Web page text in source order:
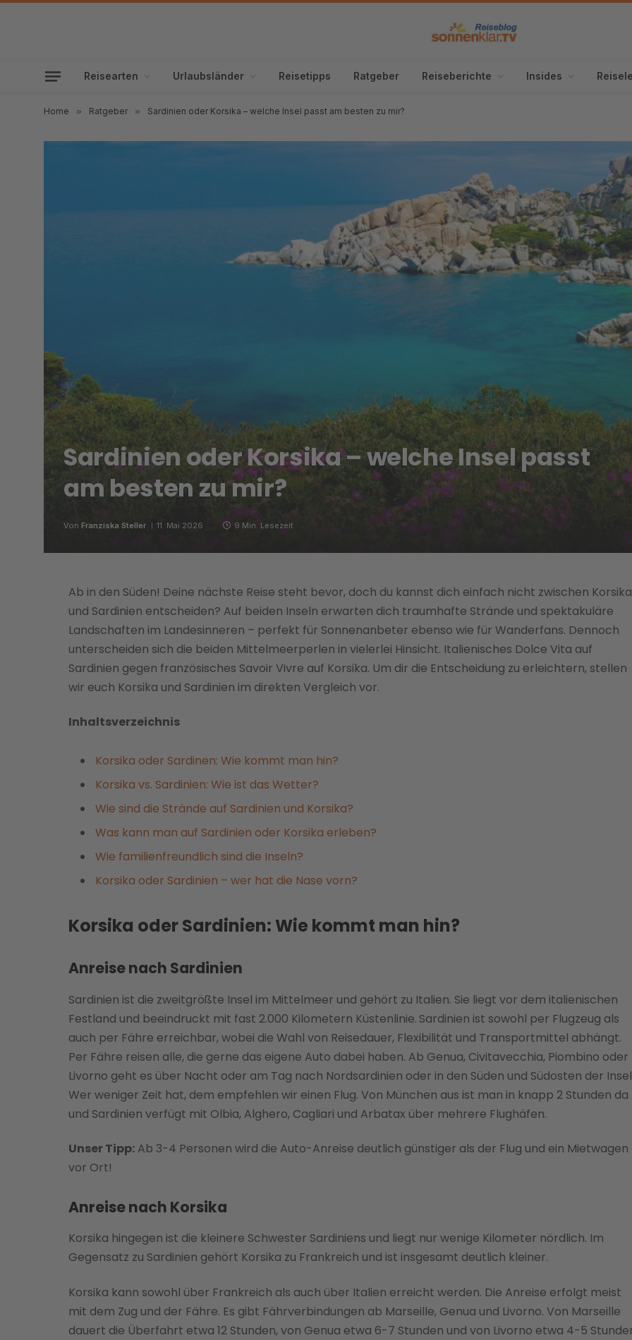
Reisearten Urlaubsländer Reisetipps Ratgeber Reiseberichte Insides
Home » Ratgeber » Sardinien oder Korsika – welche Insel passt am besten zu mir?
Sardinien oder Korsika – welche Insel passt
am besten zu mir?
Von Franziska Steller 11. Mai 2026 9 Min. Lesezeit
Ab in den Süden! Deine nächste Reise steht bevor, doch du kannst dich einfach nicht zwischen Korsika
und Sardinien entscheiden? Auf beiden Inseln erwarten dich traumhafte Strände und spektakuläre
Landschaften im Landesinneren – perfekt für Sonnenanbeter ebenso wie für Wanderfans. Dennoch
unterscheiden sich die beiden Mittelmeerperlen in vielerlei Hinsicht. Italienisches Dolce Vita auf
Sardinien gegen französisches Savoir Vivre auf Korsika. Um dir die Entscheidung zu erleichtern, stellen
wir euch Korsika und Sardinien im direkten Vergleich vor.
Inhaltsverzeichnis
Korsika oder Sardinen: Wie kommt man hin?
Korsika vs. Sardinien: Wie ist das Wetter?
Wie sind die Strände auf Sardinien und Korsika?
Was kann man auf Sardinien oder Korsika erleben?
Wie familienfreundlich sind die Inseln?
Korsika oder Sardinien – wer hat die Nase vorn?
Korsika oder Sardinien: Wie kommt man hin?
Anreise nach Sardinien
Sardinien ist die zweitgrößte Insel im Mittelmeer und gehört zu Italien. Sie liegt vor dem italienischen
Festland und beeindruckt mit fast 2.000 Kilometern Küstenlinie. Sardinien ist sowohl per Flugzeug als
auch per Fähre erreichbar, wobei die Wahl von Reisedauer, Flexibilität und Transportmittel abhängt.
Per Fähre reisen alle, die gerne das eigene Auto dabei haben. Ab Genua, Civitavecchia, Piombino oder
Livorno geht es über Nacht oder am Tag nach Nordsardinien oder in den Süden und Südosten der
Wer weniger Zeit hat, dem empfehlen wir einen Flug. Von München aus ist man in knapp 2 Stunden da
und Sardinien verfügt mit Olbia, Alghero, Cagliari und Arbatax über mehrere Flughäfen.
Unser Tipp:Ab 3-4 Personen wird die Auto-Anreise deutlich günstiger als der Flug und ein Mietwagen
vor Ort!
Anreise nach Korsika
Korsika hingegen ist die kleinere Schwester Sardiniens und liegt nur wenige Kilometer nördlich. Im
Gegensatz zu Sardinien gehört Korsika zu Frankreich und ist insgesamt deutlich kleiner.
Korsika kann sowohl über Frankreich als auch über Italien erreicht werden. Die Anreise erfolgt meist
mit dem Zug und der Fähre. Es gibt Fährverbindungen ab Marseille, Genua und Livorno. Von Marseille
dauert die Überfahrt etwa 12 Stunden, von Genua etwa 6-7 Stunden und von Livorno etwa 4-5